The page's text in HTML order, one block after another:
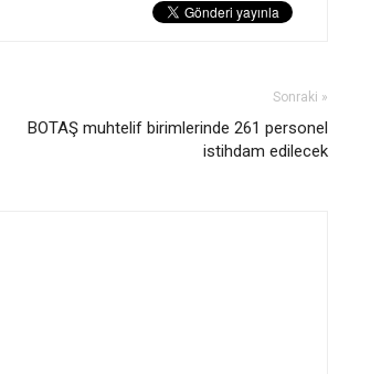
Sonraki »
BOTAŞ muhtelif birimlerinde 261 personel
istihdam edilecek